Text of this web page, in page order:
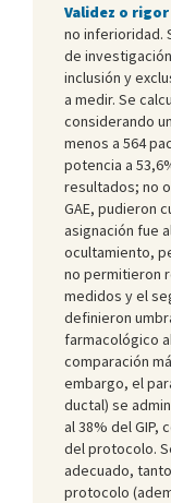
Validez o
no inferioridad.
de
inclusión y
a medir. Se
considerando
menos a 564
potencia a
resultados; no
GAE, pudieron
asignación fue
ocultamiento,
no permitieron
medidos y el
definieron
farmacológico
comparación
embargo, el
ductal) se
al 38% del GIP,
del protocolo.
adecuado,
protocolo